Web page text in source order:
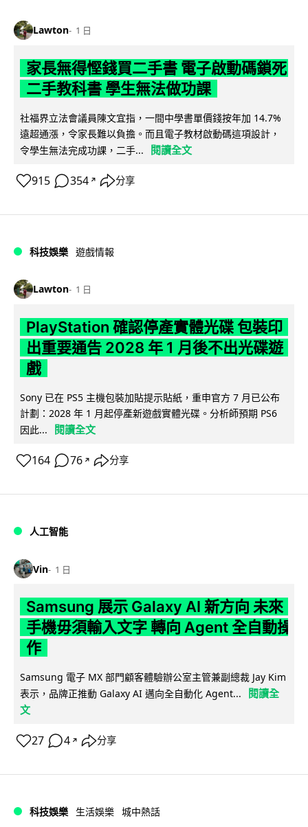
Lawton 1 日
家長無得慳錢買二手書 電子啟動碼鎖死
二手教科書 學生無法做功課
社福界立法會議員陳文宜指，一間中學書單價錢按年加 14.7%
遠超通漲，令家長難以負擔。而且電子教材啟動碼這項設計，
令學生無法完成功課，二手...
閱讀全文
915 354 ↗ 分享
科技娛樂 遊戲情報
Lawton 1 日
PlayStation 確認停產實體光碟 包裝印
出重要通告 2028 年 1 月後不出光碟遊
戲
Sony 已在 PS5 主機包裝加貼提示貼紙，重申官方 7 月已公布
計劃：2028 年 1 月起停產新遊戲實體光碟。分析師預期 PS6
因此...
閱讀全文
164 76 ↗ 分享
人工智能
Vin 1 日
Samsung 展示 Galaxy AI 新方向 未來
手機毋須輸入文字 轉向 Agent 全自動操
作
Samsung 電子 MX 部門顧客體驗辦公室主管兼副總裁 Jay Kim
表示，品牌正推動 Galaxy AI 邁向全自動化 Agent...
閱讀全
文
27 4 ↗ 分享
科技娛樂 生活娛樂 城中熱話